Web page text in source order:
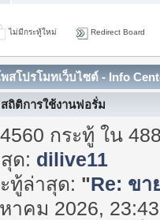
ไม่มีกระทู้ใหม่ Redirect Board
สโปรโมทเว็บไซต์ - Info
สถิติการใช้งานฟอรั่ม
กระทู้ ใน
ด: dilive11
ทู้ล่าสุด: "Re: ขา
าคม 2026,